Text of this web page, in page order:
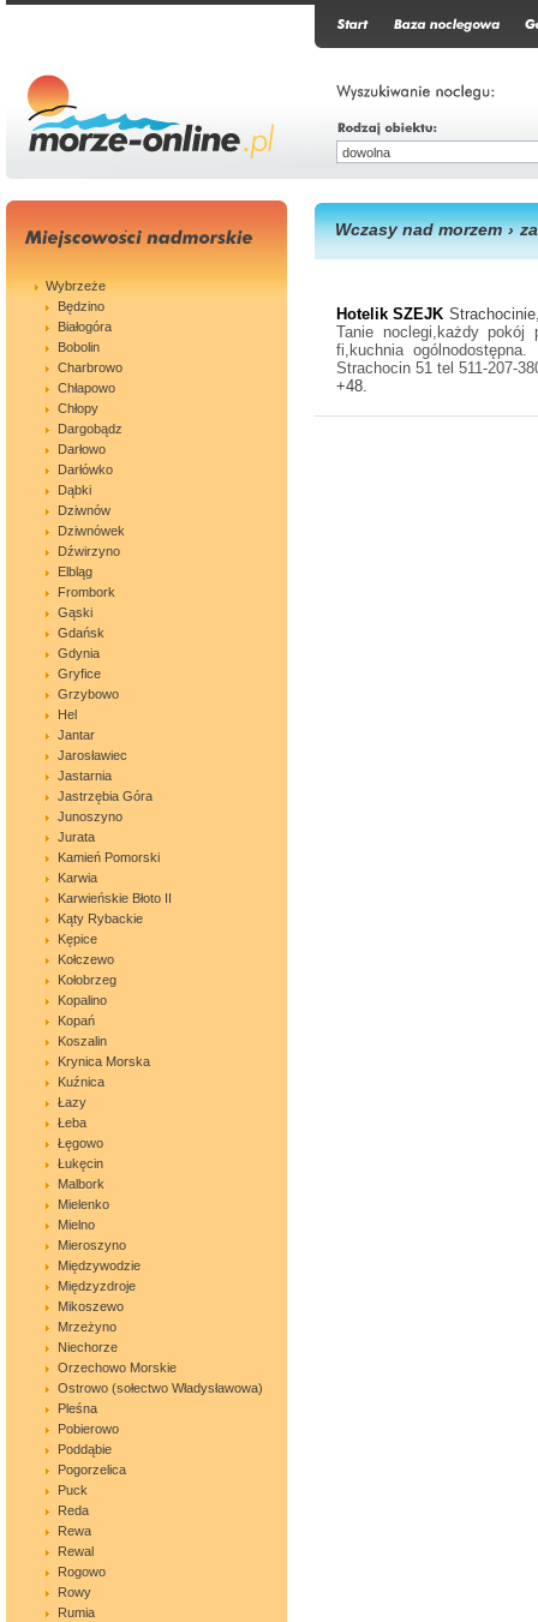
Wybrzeże
Będzino
Białogóra
Bobolin
Charbrowo
Chłapowo
Chłopy
Dargobądz
Darłowo
Darłówko
Dąbki
Dziwnów
Dziwnówek
Dźwirzyno
Elbląg
Frombork
Gąski
Gdańsk
Gdynia
Gryfice
Grzybowo
Hel
Jantar
Jarosławiec
Jastarnia
Jastrzębia Góra
Junoszyno
Jurata
Kamień Pomorski
Karwia
Karwieńskie Błoto II
Kąty Rybackie
Kępice
Kołczewo
Kołobrzeg
Kopalino
Kopań
Koszalin
Krynica Morska
Kuźnica
Łazy
Łeba
Łęgowo
Łukęcin
Malbork
Mielenko
Mielno
Mieroszyno
Międzywodzie
Międzyzdroje
Mikoszewo
Mrzeżyno
Niechorze
Orzechowo Morskie
Ostrowo (sołectwo Władysławowa)
Pleśna
Pobierowo
Poddąbie
Pogorzelica
Puck
Reda
Rewa
Rewal
Rogowo
Rowy
Rumia
Wczasy nad morzem ›
Hotelik SZEJK
Tanie noclegi,każdy pokój
fi,kuchnia
Strachocin 51 tel 511-207-
+48.